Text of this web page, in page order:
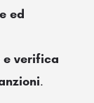
ed
e verifica
.